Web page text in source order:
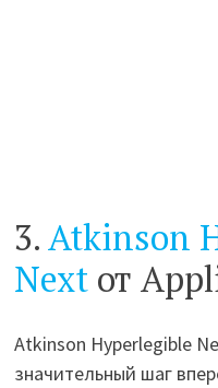
3.Atkinson
Next от
Atkinson Hyperlegible
значительный шаг